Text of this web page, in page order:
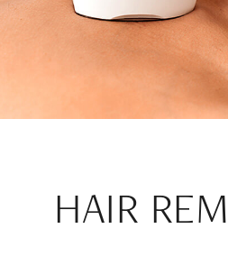
HAIR
内側から若々し